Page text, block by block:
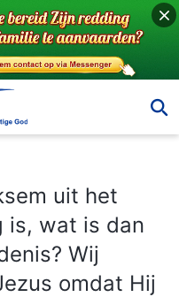
uit het
is, wat is dan
Wij
omdat Hij